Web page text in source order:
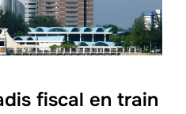
fiscal en train